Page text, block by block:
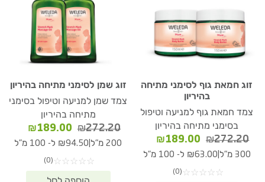
זוג חמאת גוף לסימני מתיחה
בהיריון
צמד חמאת גוף למניעה וטיפול
בסימני מתיחה בהיריון
₪272.20
המחיר
המקורי
₪272.20.
₪189.00
המחיר
הנוכחי
300 מ"ל ₪63.00 ל- 100 מ"ל
☆
☆
☆
☆
☆
(0)
זוג שמן לסימני מתיחה בהיריון
צמד שמן למניעה וטיפול בסימני
מתיחה בהיריון
₪272.20
המחיר
המקורי
₪272.20.
₪189.00
הנוכחי
200 מ"ל ₪94.50 ל- 100 מ"ל
☆
☆
☆
☆
☆
(0)